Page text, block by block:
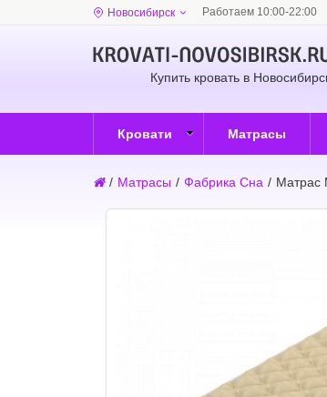
Новосибирск Работаем 10:00-22:00
Купить кровать в
Кровати Матрасы
/ Матрасы / Фабрика Сна / Матрас